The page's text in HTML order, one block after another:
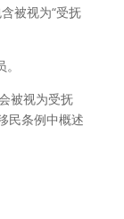
被视为“受抚
被视为受抚
民条例中概述